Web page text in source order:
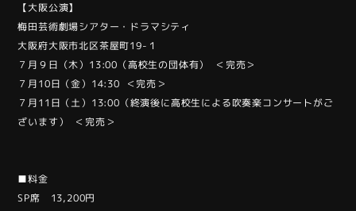
【大阪公演】
梅田芸術劇場シアター・ドラマシティ
大阪府大阪市北区茶屋町19-１
７月９日（木）13:00（高校生の団体有） ＜完売＞
７月10日（金）14:30 ＜完売＞
７月11日（土）13:00（終演後に高校生による吹奏楽コンサートがご
ざいます） ＜完売＞
■料金
SP席 13,200円